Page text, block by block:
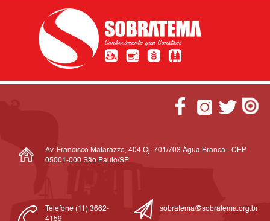
Av. Francisco Matarazzo, 404 Cj. 701/703 Água Branca - CEP
05001-000 São Paulo/SP
Telefone (11) 3662-
4159
sobratema@sobratema.org.br